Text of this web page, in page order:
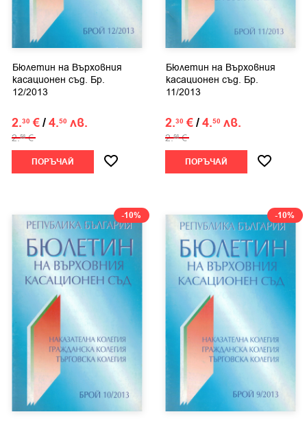
Бюлетин на Върховния
касационен съд. Бр.
12/2013
2.30 €/4.50 лв.
2.56 €
ПОРЪЧАЙ
Бюлетин на Върховния
касационен съд. Бр.
11/2013
2.30 €/4.50 лв.
2.56 €
ПОРЪЧАЙ
-10% -10%